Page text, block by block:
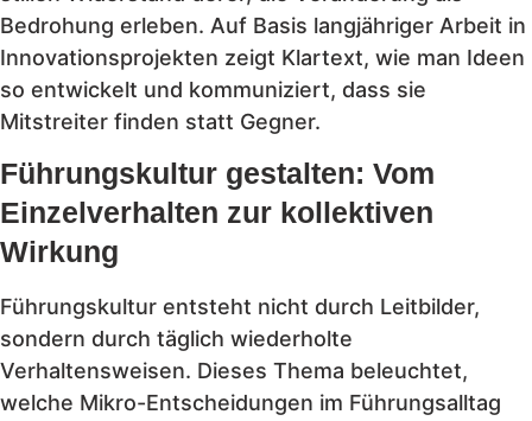
Bedrohung erleben. Auf Basis langjähriger Arbeit in
Innovationsprojekten zeigt Klartext, wie man Ideen
so entwickelt und kommuniziert, dass sie
Mitstreiter finden statt Gegner.
Führungskultur gestalten: Vom
Einzelverhalten zur kollektiven
Wirkung
Führungskultur entsteht nicht durch Leitbilder,
sondern durch täglich wiederholte
Verhaltensweisen. Dieses Thema beleuchtet,
welche Mikro-Entscheidungen im Führungsalltag